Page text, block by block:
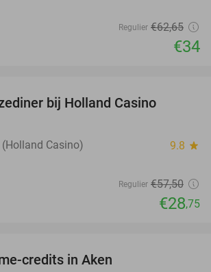
Regulier €62,65
€34
bij Holland Casino
Casino) 9.8 star
Regulier €57,50
€28,75
credits in Aken